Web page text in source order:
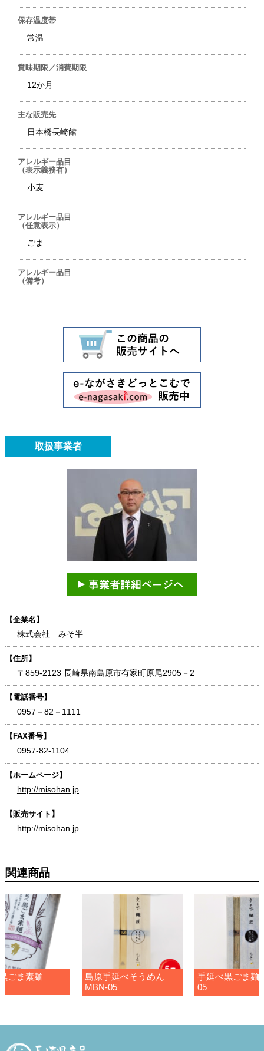
保存温度帯
常温
賞味期限／消費期限
12か月
主な販売先
日本橋長崎館
アレルギー品目
（表示義務有）
小麦
アレルギー品目
（任意表示）
ごま
アレルギー品目
（備考）
取扱事業者
【企業名】
株式会社 みそ半
【住所】
〒859-2123 長崎県南島原市有家町原尾2905－2
【電話番号】
0957－82－1111
【FAX番号】
0957-82-1104
【ホームページ】
http://misohan.jp
【販売サイト】
http://misohan.jp
関連商品
ごま素麺
島原手延べそうめん
MBN-05
手延べ黒ごま
05